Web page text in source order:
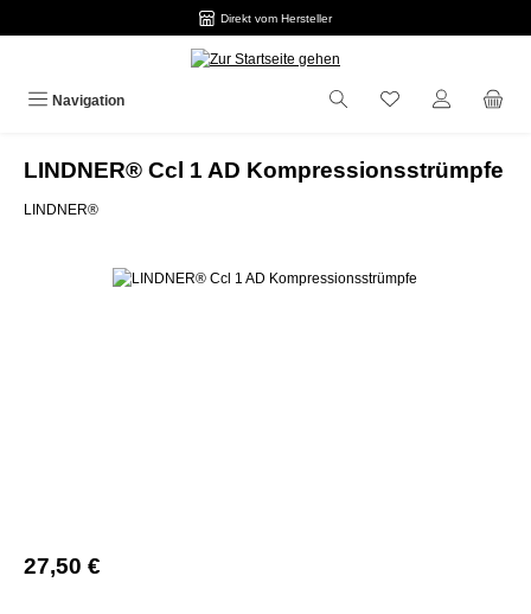
Direkt vom Hersteller
Navigation
LINDNER® Ccl 1 AD Kompressionsstrümpfe
LINDNER®
Bildergalerie überspringen
27,50 €